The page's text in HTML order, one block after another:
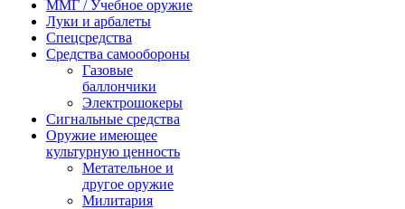
ММГ / Учебное оружие
Луки и арбалеты
Спецсредства
Средства самообороны
Газовые
баллончики
Электрошокеры
Сигнальные средства
Оружие имеющее
культурную ценность
Метательное и
другое оружие
Милитария